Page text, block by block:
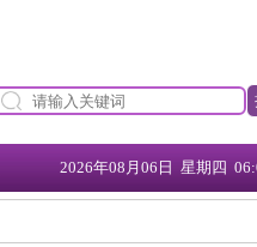
2026年08月06日 星期四